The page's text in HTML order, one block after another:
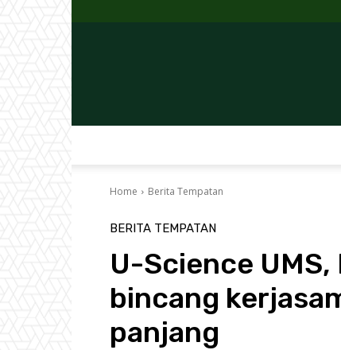
Home Berita Tempatan
BERITA TEMPATAN
U-Science
bincang
panjang